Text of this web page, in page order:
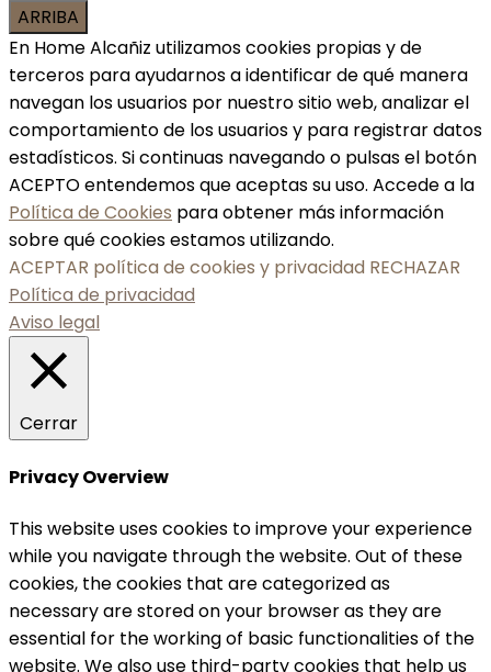
ARRIBA
En Home Alcañiz utilizamos cookies propias y de
terceros para ayudarnos a identificar de qué manera
navegan los usuarios por nuestro sitio web, analizar el
comportamiento de los usuarios y para registrar datos
estadísticos. Si continuas navegando o pulsas el botón
ACEPTO entendemos que aceptas su uso. Accede a la
Política de Cookies para obtener más información
sobre qué cookies estamos utilizando.
ACEPTAR política de cookies y privacidad RECHAZAR
Política de privacidad
Aviso legal
Cerrar
Privacy Overview
This website uses cookies to improve your experience
while you navigate through the website. Out of these
cookies, the cookies that are categorized as
necessary are stored on your browser as they are
essential for the working of basic functionalities of the
website. We also use third-party cookies that help us